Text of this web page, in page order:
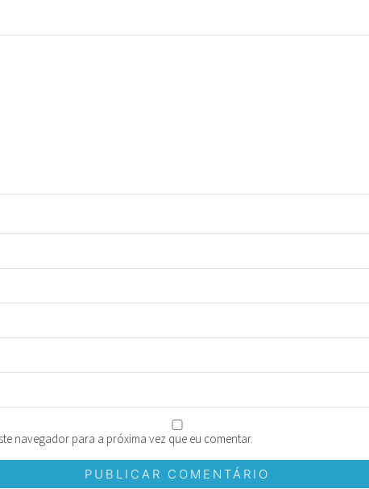
navegador para a próxima vez que eu comentar.